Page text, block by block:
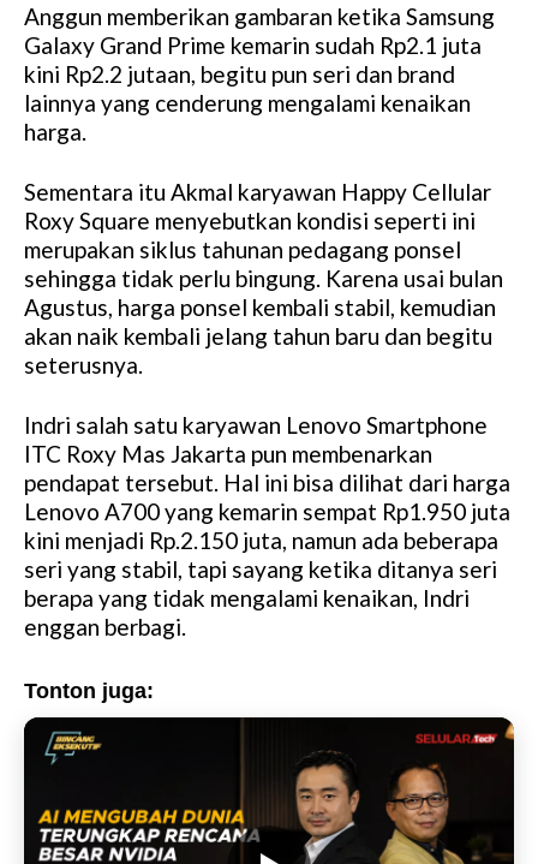
M
u
t
e
Anggun memberikan gambaran ketika Samsung
Galaxy Grand Prime kemarin sudah Rp2.1 juta
kini Rp2.2 jutaan, begitu pun seri dan brand
lainnya yang cenderung mengalami kenaikan
harga.
Sementara itu Akmal karyawan Happy Cellular
Roxy Square menyebutkan kondisi seperti ini
merupakan siklus tahunan pedagang ponsel
sehingga tidak perlu bingung. Karena usai bulan
Agustus, harga ponsel kembali stabil, kemudian
akan naik kembali jelang tahun baru dan begitu
seterusnya.
Indri salah satu karyawan Lenovo Smartphone
ITC Roxy Mas Jakarta pun membenarkan
pendapat tersebut. Hal ini bisa dilihat dari harga
Lenovo A700 yang kemarin sempat Rp1.950 juta
kini menjadi Rp.2.150 juta, namun ada beberapa
seri yang stabil, tapi sayang ketika ditanya seri
berapa yang tidak mengalami kenaikan, Indri
enggan berbagi.
Tonton juga: